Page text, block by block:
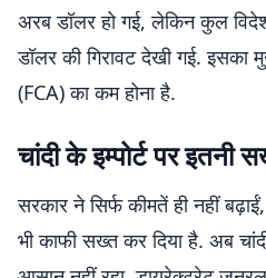
अरब डॉलर हो गई, लेकिन कुल
डॉलर की गिरावट देखी गई.
(FCA) का कम होना है.
चांदी के इम्पोर्ट पर इतनी
सरकार ने सिर्फ कीमतें ही नहीं
भी काफी सख्त कर दिया है. अब